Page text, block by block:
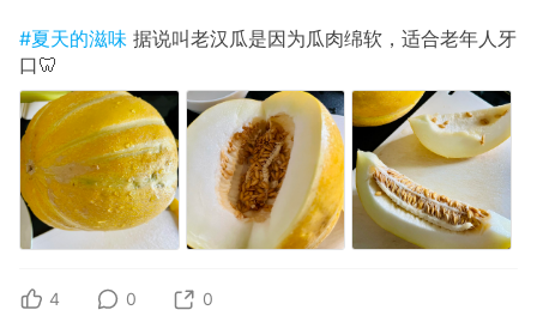
#夏天的滋味 据说叫老汉瓜是因为瓜肉绵软，适合老年人牙
口🦷
4 0 0